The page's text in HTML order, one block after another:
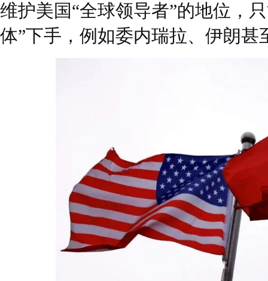
维护美国“全球领导者”的地位，
体”下手，例如委内瑞拉、伊朗甚